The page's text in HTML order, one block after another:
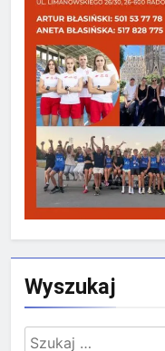
Wyszukaj
Szukaj: